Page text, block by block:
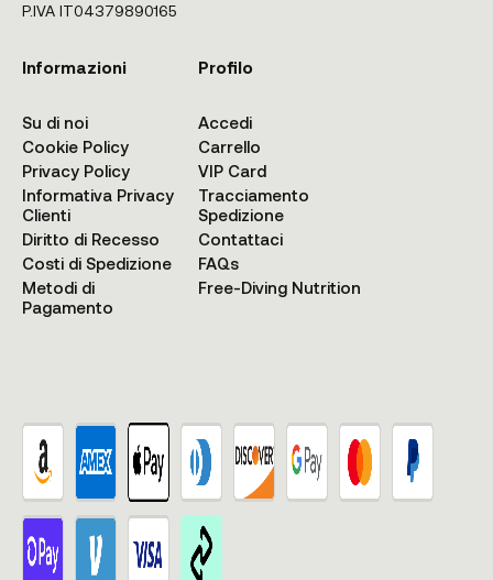
P.IVA IT04379890165
Informazioni
Su di noi
Cookie Policy
Privacy Policy
Informativa Privacy
Clienti
Diritto di Recesso
Costi di Spedizione
Metodi di
Pagamento
Profilo
Accedi
Carrello
VIP Card
Tracciamento
Spedizione
Contattaci
FAQs
Free-Diving Nutrition